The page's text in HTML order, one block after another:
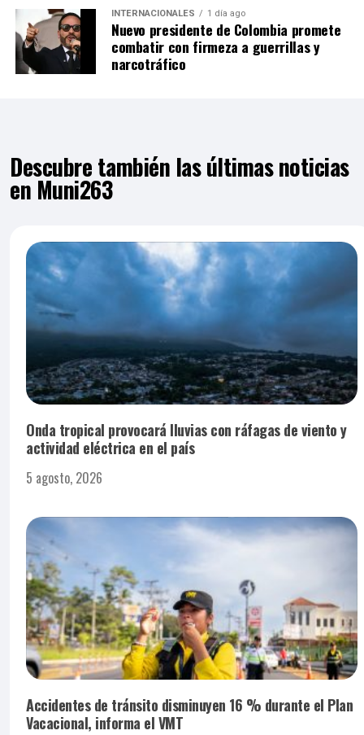
INTERNACIONALES 1 día ago
Nuevo presidente de Colombia promete
combatir con firmeza a guerrillas y
narcotráfico
Descubre también las últimas noticias
en Muni263
Onda tropical provocará lluvias con ráfagas de viento y
actividad eléctrica en el país
5 agosto, 2026
Accidentes de tránsito disminuyen 16 % durante el Plan
Vacacional, informa el VMT